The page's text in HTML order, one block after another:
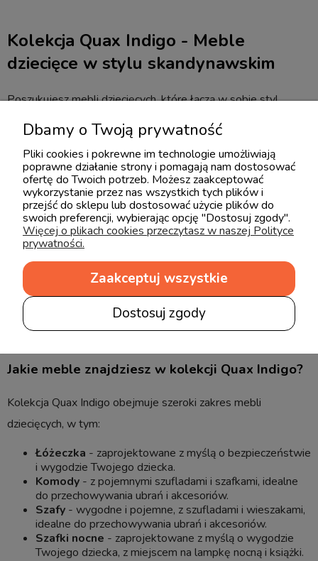
Kolekcja Quax Indigo - Meble
dziecięce w stylu skandynawskim
Poszukujesz mebli dziecięcych, które łączą w sobie styl,
funkcjonalność i bezpieczeństwo? Kolekcja Quax Indigo to
idealne rozwiązanie dla Twojego dziecka. Nasze meble
zaprojektowane zostały z myślą o potrzebach najmłodszych,
oferując im przestrzeń do zabawy, nauki i rozwoju.
W czym tkwi magia kolekcji Quax Indigo?
W kolekcji Quax Indigo znajdziesz meble, którecharakteryzują
się prostymi, nowoczesnymi kształtami i stonowaną
kolorystyką. Każdy mebel został zaprojektowany z dbałością
o najmniejszy szczegół, aby stworzyć przestrzeń, która będzie
przyjazna dzieciom i rodzicom.
Jakie meble znajdziesz w kolekcji Quax Indigo?
Kolekcja Quax Indigo obejmuje szeroki zakres mebli
dziecięcych, w tym:
Łóżeczka - zaprojektowane z myślą o bezpieczeństwie
i wygodzie Twojego dziecka.
Komody - z pojemnymi szufladami i szafkami, idealne
do przechowywania ubrań i akcesoriów.
Szafy - wygodne i pojemne, z szufladami i wieszakami,
idealne do przechowywania ubrań i akcesoriów.
Szafki nocne - zaprojektowane z myślą o wygodzie
Twojego dziecka, z miejscem na lampkę nocną i książki.
Dbamy o Twoją prywatność
Pliki cookies i pokrewne im technologie umożliwiają
poprawne działanie strony i pomagają nam dostosować
ofertę do Twoich potrzeb. Możesz zaakceptować
wykorzystanie przez nas wszystkich tych plików i
przejść do sklepu lub dostosować użycie plików do
swoich preferencji, wybierając opcję "Dostosuj zgody".
Więcej o plikach cookies przeczytasz w naszej Polityce
prywatności.
Dostosuj zgody
Zaakceptuj wszystkie